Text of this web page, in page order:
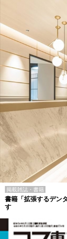
掲載雑誌・書籍
書籍「拡張するデン
す